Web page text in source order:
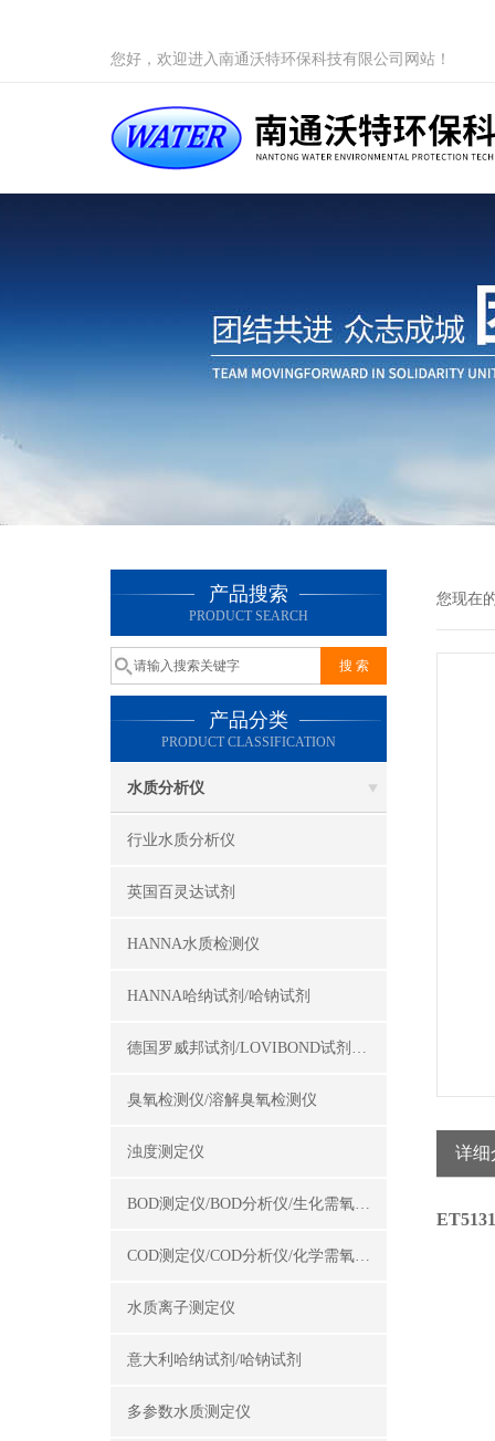
您好，欢迎进入南通沃特环保科技有限公司网站！
产品搜索
PRODUCT SEARCH
产品分类
PRODUCT CLASSIFICATION
水质分析仪
行业水质分析仪
英国百灵达试剂
HANNA水质检测仪
HANNA哈纳试剂/哈钠试剂
德国罗威邦试剂/LOVIBOND试剂/罗威邦试剂
臭氧检测仪/溶解臭氧检测仪
浊度测定仪
BOD测定仪/BOD分析仪/生化需氧量测定仪
COD测定仪/COD分析仪/化学需氧量测定仪
水质离子测定仪
意大利哈纳试剂/哈钠试剂
多参数水质测定仪
您现在
详细